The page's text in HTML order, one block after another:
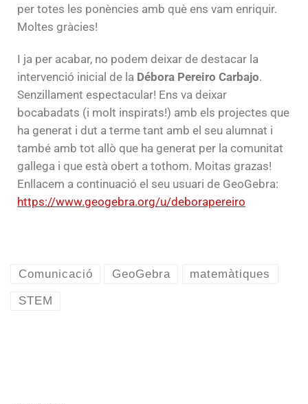
per totes les ponències amb què ens vam enriquir.
Moltes gràcies!
I ja per acabar, no podem deixar de destacar la
intervenció inicial de la Débora Pereiro Carbajo.
Senzillament espectacular! Ens va deixar
bocabadats (i molt inspirats!) amb els projectes que
ha generat i dut a terme tant amb el seu alumnat i
també amb tot allò que ha generat per la comunitat
gallega i que està obert a tothom. Moitas grazas!
Enllacem a continuació el seu usuari de GeoGebra:
https://www.geogebra.org/u/deborapereiro
Comunicació GeoGebra matemàtiques
STEM